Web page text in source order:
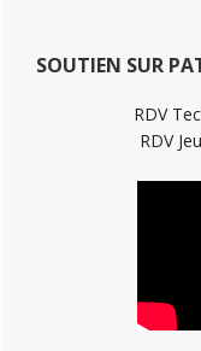
SOUTIEN SUR
RDV
RDV